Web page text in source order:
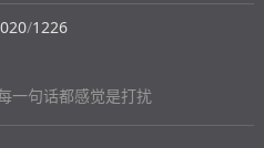
往真的太困难了，我有的时候只
王者，我不喜欢跟陌生人玩，
觉得陌生人给我的感觉更好，
话，他就会看见我，为什么在
/1226
一句话都感觉是打扰